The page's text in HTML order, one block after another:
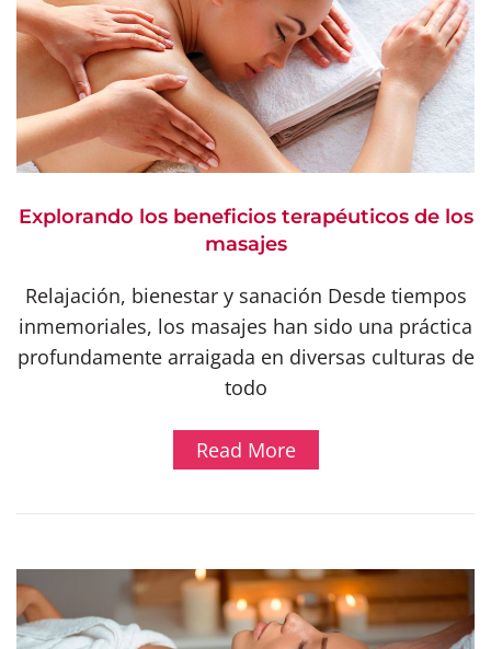
Explorando los beneficios terapéuticos de los
masajes
Relajación, bienestar y sanación Desde tiempos
inmemoriales, los masajes han sido una práctica
profundamente arraigada en diversas culturas de
todo
Read More